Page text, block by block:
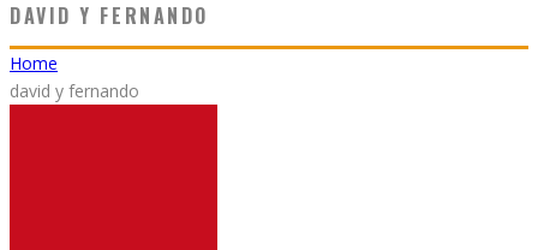
DAVID Y FERNANDO
Home
david y fernando